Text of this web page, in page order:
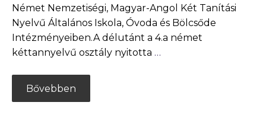
Német Nemzetiségi, Magyar-Angol Két Tanítási
Nyelvű Általános Iskola, Óvoda és Bölcsőde
Intézményeiben.A délutánt a 4.a német
kéttannyelvű osztály nyitotta …
Bővebben